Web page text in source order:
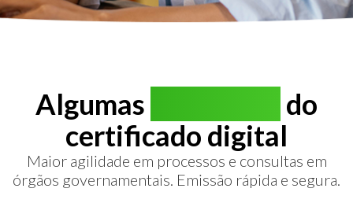
Algumas
do
certificado digital
Maior agilidade em processos e consultas em
órgãos governamentais. Emissão rápida e segura.